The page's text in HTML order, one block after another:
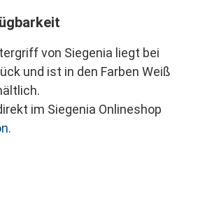
von Siegenia liegt bei
und ist in den Farben Weiß
im Siegenia Onlineshop
.